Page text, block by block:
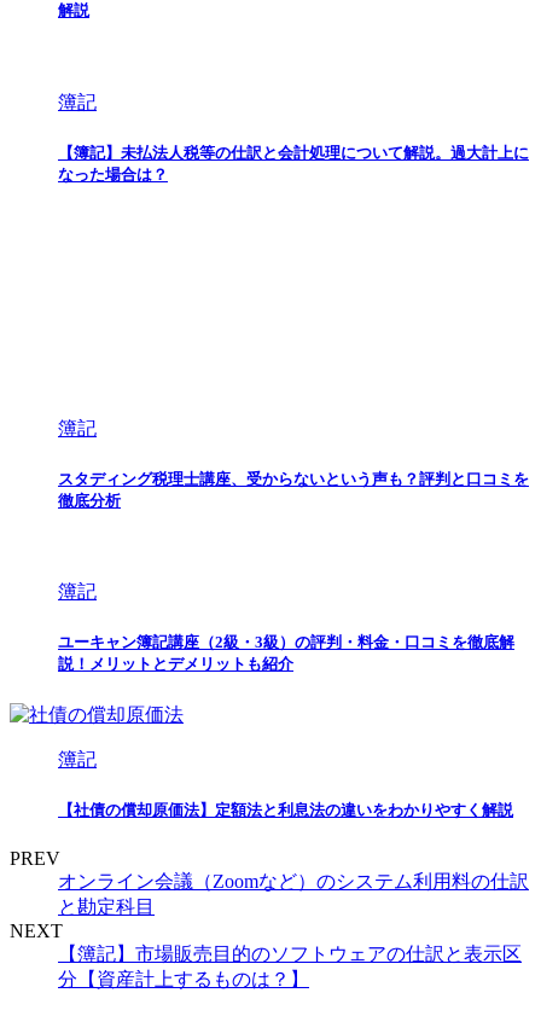
解説
簿記
【簿記】未払法人税等の仕訳と会計処理について解説。過大計上に
なった場合は？
簿記
スタディング税理士講座、受からないという声も？評判と口コミを
徹底分析
簿記
ユーキャン簿記講座（2級・3級）の評判・料金・口コミを徹底解
説！メリットとデメリットも紹介
簿記
【社債の償却原価法】定額法と利息法の違いをわかりやすく解説
PREV
オンライン会議（Zoomなど）のシステム利用料の仕訳
と勘定科目
NEXT
【簿記】市場販売目的のソフトウェアの仕訳と表示区
分【資産計上するものは？】